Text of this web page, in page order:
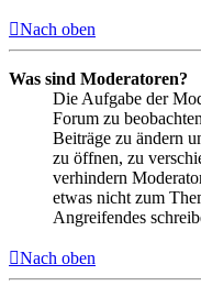
Nach oben
Was sind Moderatoren?
Die Aufgabe der
Forum zu
Beiträge zu ändern
zu öffnen, zu
verhindern
etwas nicht zum
Angreifendes
Nach oben